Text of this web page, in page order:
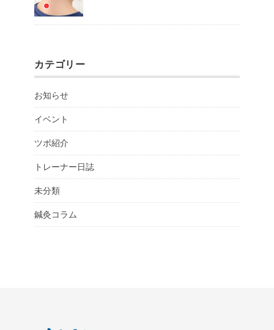
カテゴリー
お知らせ
イベント
ツボ紹介
トレーナー日誌
未分類
鍼灸コラム